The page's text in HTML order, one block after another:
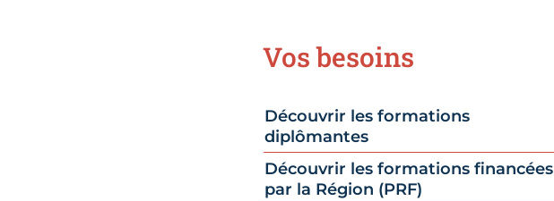
Vos besoins
Découvrir les formations
diplômantes
Découvrir les formations financées
par la Région (PRF)